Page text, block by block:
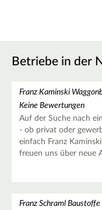
Betriebe in der
Franz Kaminski
Keine Bewertungen
Auf der Suche nach
- ob privat oder
einfach Franz
freuen uns über neue
Franz Schraml